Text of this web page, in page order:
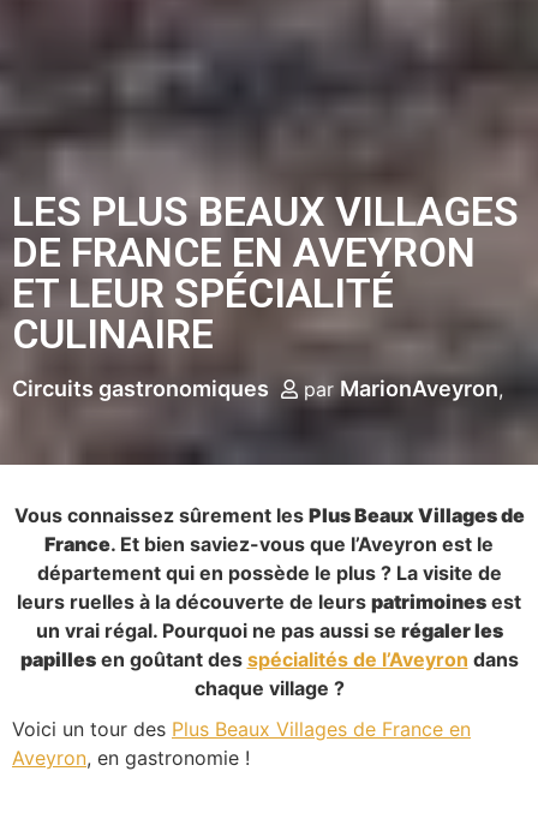
LES PLUS BEAUX VILLAGES
DE FRANCE EN AVEYRON
ET LEUR SPÉCIALITÉ
CULINAIRE
Circuits gastronomiques parMarionAveyron
Vous connaissez sûrement lesPlus Beaux Villages de
département qui en possède le plus ? La visite de
leurs ruelles à la découverte de leurspatrimoinesest
un vrai régal. Pourquoi ne pas aussi serégaler les
papillesen goûtant desspécialités de l’Aveyrondans
chaque village ?
Plus Beaux Villages de France en